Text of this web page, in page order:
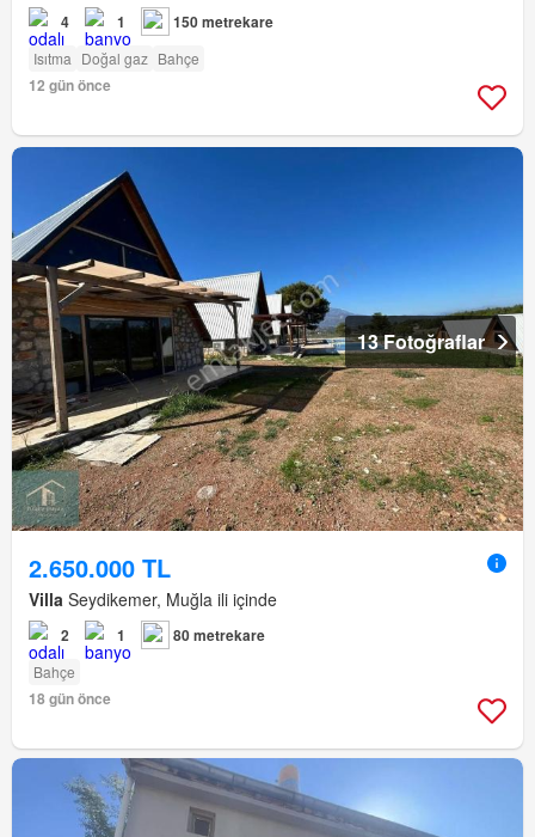
4 1 150 metrekare
Isıtma Doğal gaz Bahçe
12 gün önce
13 Fotoğraflar
2.650.000 TL
Villa Seydikemer, Muğla ili içinde
2 1 80 metrekare
Bahçe
18 gün önce